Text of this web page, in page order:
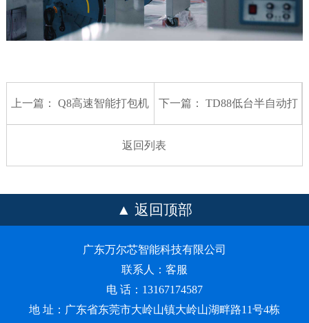
上一篇：Q8高速智能打包机 下一篇： TD88低台半自动打
返回列表
返回顶部
广东万尔芯智能科技有限公司
联系人：客服
电 话：13167174587
地 址：广东省东莞市大岭山镇大岭山湖畔路11号4栋